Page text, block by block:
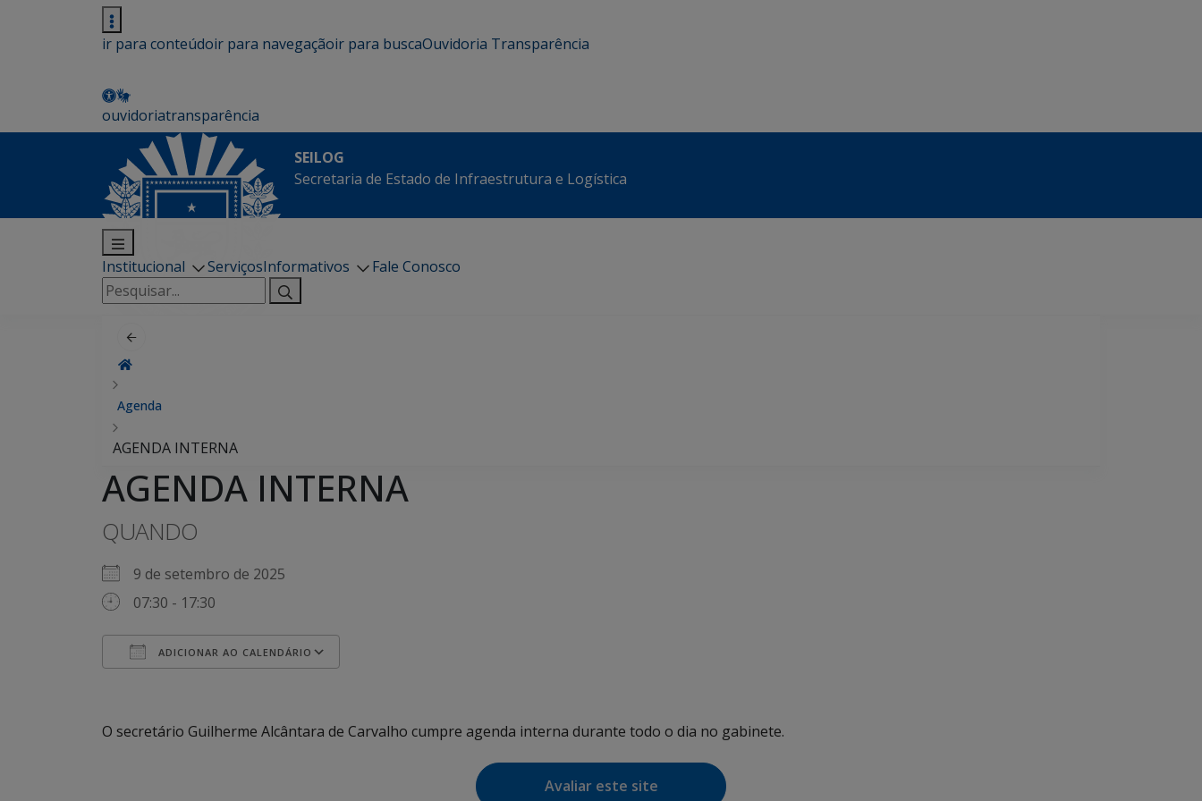
ir para conteúdoir para navegaçãoir para buscaOuvidoria Transparência
ouvidoriatransparência
SEILOG
Secretaria de Estado de Infraestrutura e Logística
Institucional ServiçosInformativos
Fale Conosco
Pesquisar
por:
Agenda
AGENDA INTERNA
AGENDA INTERNA
QUANDO
9 de setembro de 2025
07:30 - 17:30
ADICIONAR AO CALENDÁRIO
O secretário Guilherme Alcântara de Carvalho cumpre agenda interna durante todo o dia no gabinete.
Avaliar este site